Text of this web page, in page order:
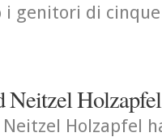
i genitori di
Neitzel Holzapfel
Neitzel Holzapfel